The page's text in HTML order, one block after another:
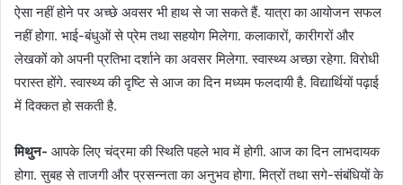
ऐसा नहीं होने पर अच्छे अवसर भी हाथ से जा सकते हैं. यात्रा का आयोजन सफल
नहीं होगा. भाई-बंधुओं से प्रेम तथा सहयोग मिलेगा. कलाकारों, कारीगरों और
लेखकों को अपनी प्रतिभा दर्शाने का अवसर मिलेगा. स्वास्थ्य अच्छा रहेगा. विरोधी
परास्त होंगे. स्वास्थ्य की दृष्टि से आज का दिन मध्यम फलदायी है. विद्यार्थियों पढ़ाई
में दिक्कत हो सकती है.
मिथुन- आपके लिए चंद्रमा की स्थिति पहले भाव में होगी. आज का दिन लाभदायक
होगा. सुबह से ताजगी और प्रसन्नता का अनुभव होगा. मित्रों तथा सगे-संबंधियों के